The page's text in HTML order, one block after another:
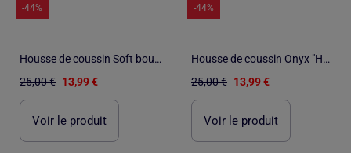
-44%
Housse de coussin Soft bouquet "Happyfriday
25,00 € 13,99 €
Voir le produit
-44%
Housse de coussin Onyx "Happyfriday
25,00 € 13,99 €
Voir le produit